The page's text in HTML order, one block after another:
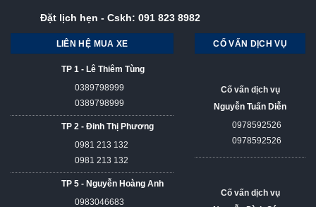
Đặt lịch hẹn - Cskh: 091 823 8982
LIÊN HỆ MUA XE
TP 1 - Lê Thiêm Tùng
0389798999
0389798999
TP 2 - Đinh Thị Phương
0981 213 132
0981 213 132
TP 5 - Nguyễn Hoàng Anh
0983046683
CỐ VẤN DỊCH VỤ
Cố vấn dịch vụ
Nguyễn Tuấn Diễn
0978592526
0978592526
Cố vấn dịch vụ